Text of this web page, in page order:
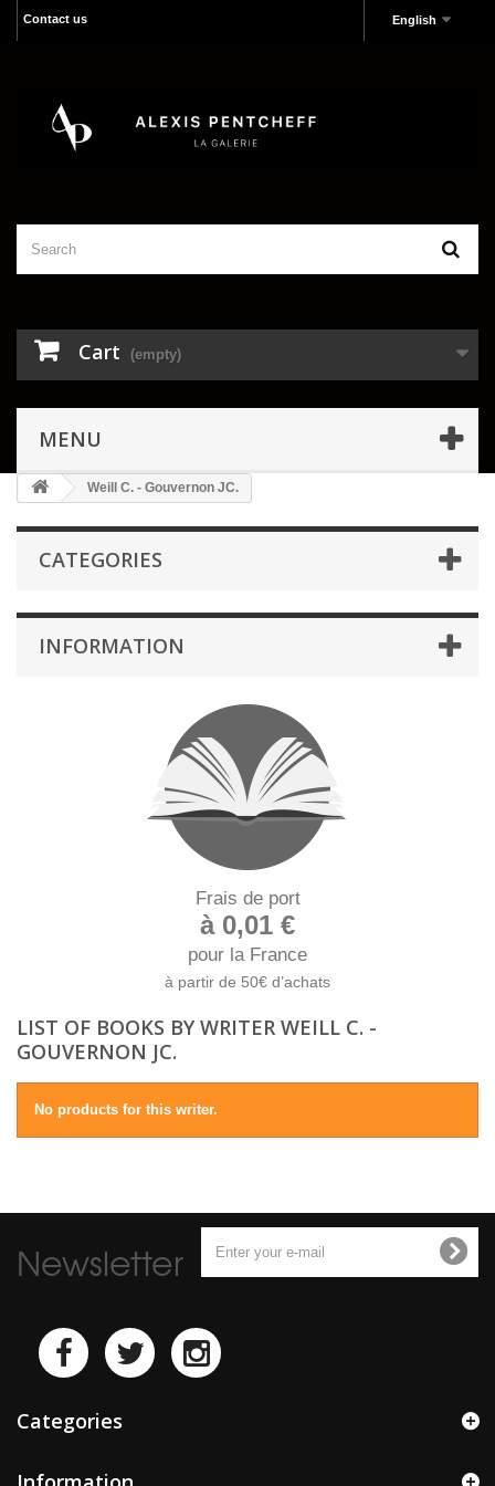
English
Contact us
Cart (empty)
MENU
Weill C. - Gouvernon JC.
CATEGORIES
INFORMATION
Frais de port
à 0,01 €
pour la France
à partir de 50€ d’achats
LIST OF BOOKS BY WRITER WEILL C. -
GOUVERNON JC.
No products for this writer.
Newsletter
Categories